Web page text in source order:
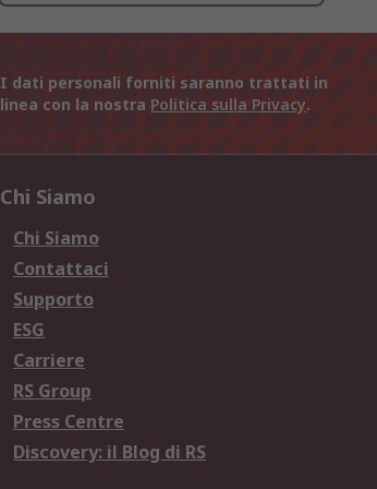
I dati personali forniti saranno trattati in
linea con la nostra Politica sulla Privacy.
Chi Siamo
Chi Siamo
Contattaci
Supporto
ESG
Carriere
RS Group
Press Centre
Discovery: il Blog di RS